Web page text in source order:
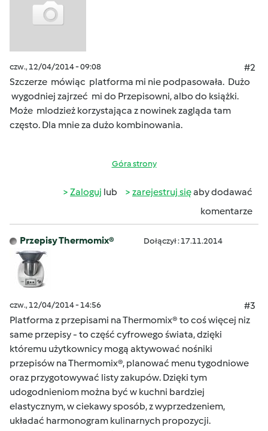
czw., 12/04/2014 - 09:08
#2
Szczerze mówiąc platforma mi nie podpasowała. Dużo
wygodniej zajrzeć mi do Przepisowni, albo do książki.
Może mlodzież korzystająca z nowinek zagląda tam
często. Dla mnie za dużo kombinowania.
Góra strony
Zaloguj lub zarejestruj sięaby dodawać
komentarze
Przepisy Thermomix® Dołączył : 17.11.2014
czw., 12/04/2014 - 14:56
#3
Platforma z przepisami na Thermomix® to coś więcej niz
same przepisy - to część cyfrowego świata, dzięki
któremu użytkownicy mogą aktywować nośniki
przepisów na Thermomix®, planować menu tygodniowe
oraz przygotowywać listy zakupów. Dzięki tym
udogodnieniom można być w kuchni bardziej
elastycznym, w ciekawy sposób, z wyprzedzeniem,
układać harmonogram kulinarnych propozycji.